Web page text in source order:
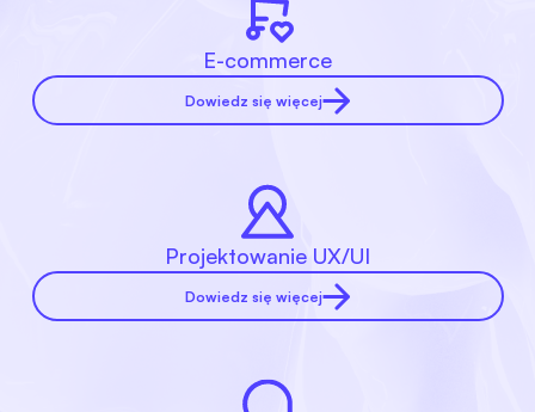
E-commerce
Dowiedz się więcej
Projektowanie UX/UI
Dowiedz się więcej